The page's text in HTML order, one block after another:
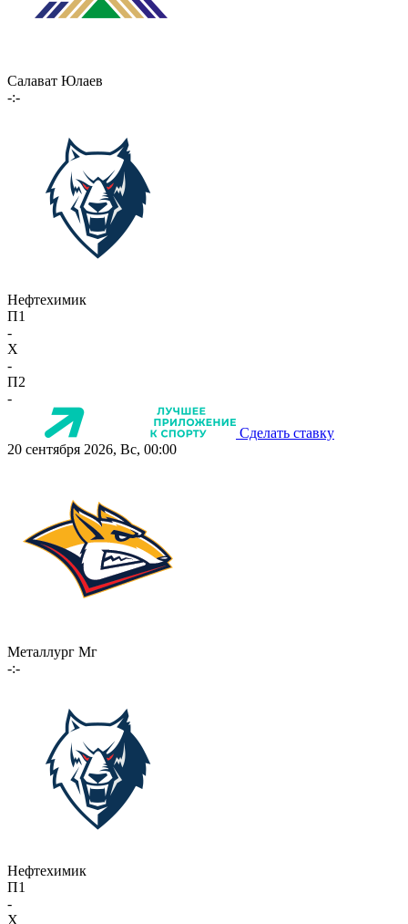
Салават Юлаев
-:-
Нефтехимик
П1
-
X
-
П2
-
Сделать ставку
20 сентября 2026, Вс, 00:00
Металлург Мг
-:-
Нефтехимик
П1
-
X